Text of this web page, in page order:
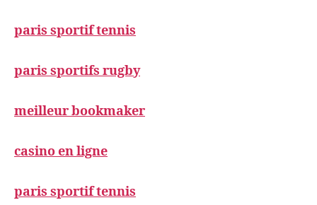
paris sportif tennis
paris sportifs rugby
meilleur bookmaker
casino en ligne
paris sportif tennis